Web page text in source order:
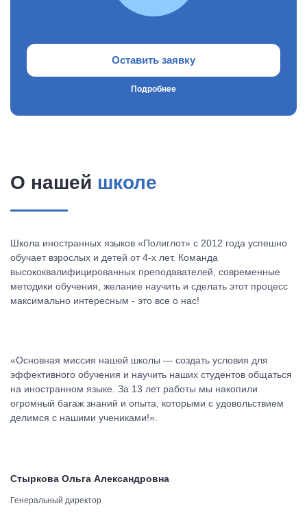
Оставить заявку
Подробнее
О нашей школе
Школа иностранных языков «Полиглот» с 2012 года успешно
обучает взрослых и детей от 4-х лет. Команда
высококвалифицированных преподавателей, современные
методики обучения, желание научить и сделать этот процесс
максимально интересным - это все о нас!
«Основная миссия нашей школы — создать условия для
эффективного обучения и научить наших студентов общаться
на иностранном языке. За 13 лет работы мы накопили
огромный багаж знаний и опыта, которыми с удовольствием
делимся с нашими учениками!».
Стыркова Ольга Александровна
Генеральный директор